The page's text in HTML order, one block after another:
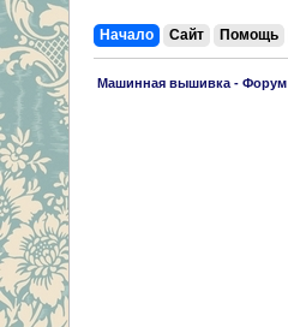
Начало Сайт Помощь
Машинная вышивка - Форум